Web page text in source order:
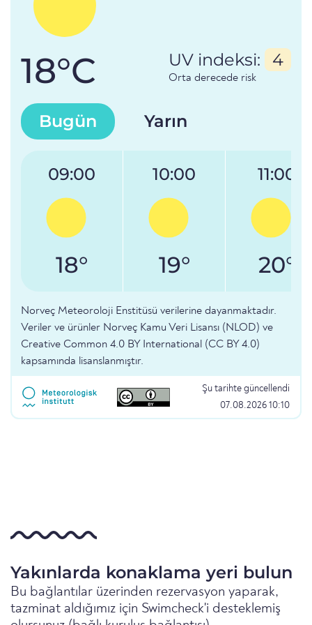
18°C UV indeksi: 4
Orta derecede risk
Bugün Yarın
09:00
18°
10:00
19°
11:00
20°
Norveç Meteoroloji Enstitüsü verilerine dayanmaktadır.
Veriler ve ürünler Norveç Kamu Veri Lisansı (NLOD) ve
Creative Common 4.0 BY International (CC BY 4.0)
kapsamında lisanslanmıştır.
Şu tarihte güncellendi
07.08.2026 10:10
Yakınlarda konaklama yeri bulun
Bu bağlantılar üzerinden rezervasyon yaparak,
tazminat aldığımız için Swimcheck'i desteklemiş